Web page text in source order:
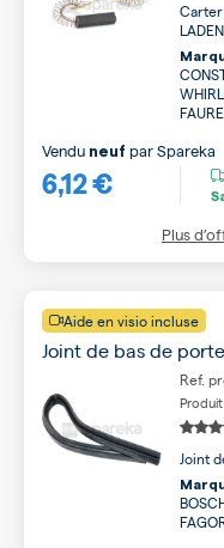
LADEN
FAURE
6,12 €
Vendu neuf parSpareka
Plus
Aide en visio incluse
Joint de bas de porte
Ref.
Produit
Joint